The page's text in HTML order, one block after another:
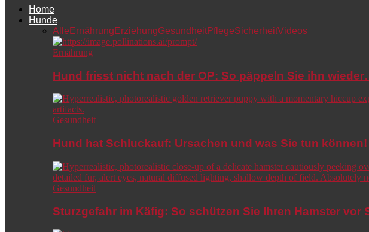
Home
Hunde
Alle Ernährung ErziehungGesundheitPflegeSicherheitVideos
Ernährung
Hund frisst nicht nach der OP: So päppeln Sie ihn
Gesundheit
Hund hat Schluckauf: Ursachen und was Sie tun können!
Gesundheit
Sturzgefahr im Käfig: So schützen Sie Ihren Hamster vor